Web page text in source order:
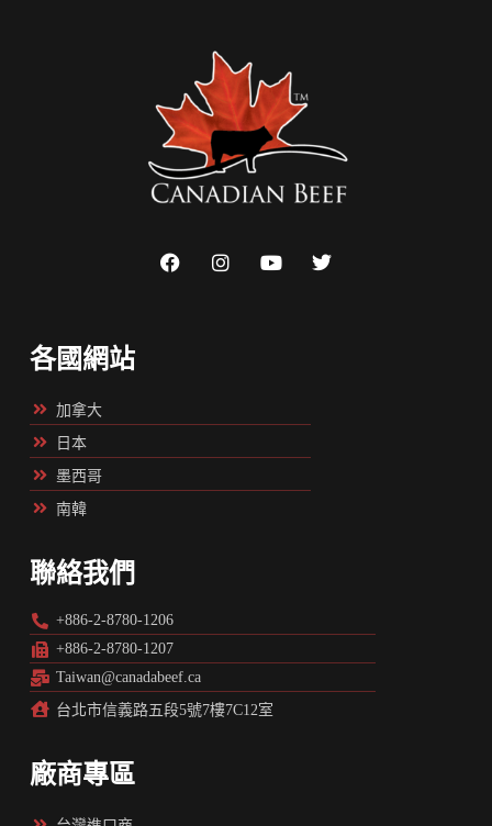
各國網站
加拿大
日本
墨西哥
南韓
聯絡我們
+886-2-8780-1206
+886-2-8780-1207
Taiwan@canadabeef.ca
台北市信義路五段5號7樓7C12室
廠商專區